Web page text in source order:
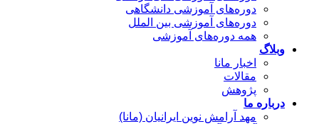
دوره‌های آموزشی دانشگاهی
دوره‌های آموزشی بین الملل
همه دوره‌های آموزشی
وبلاگ
اخبار مانا
مقالات
پژوهش
درباره ما
مهد آرامش نوین ایرانیان (مانا)